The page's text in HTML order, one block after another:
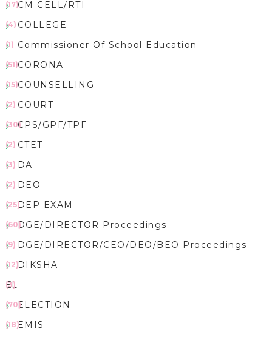
CM CELL/RTI
(17)
COLLEGE
(4)
Commissioner Of School Education
(1)
CORONA
(51)
COUNSELLING
(15)
COURT
(2)
CPS/GPF/TPF
(30)
CTET
(2)
DA
(3)
DEO
(2)
DEP EXAM
(25)
DGE/DIRECTOR Proceedings
(60)
DGE/DIRECTOR/CEO/DEO/BEO Proceedings
(9)
DIKSHA
(12)
EL
(3)
ELECTION
(70)
EMIS
(18)